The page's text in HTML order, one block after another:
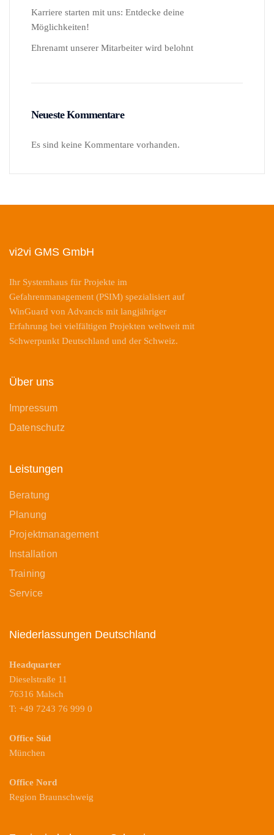
Karriere starten mit uns: Entdecke deine
Möglichkeiten!
Ehrenamt unserer Mitarbeiter wird belohnt
Neueste Kommentare
Es sind keine Kommentare vorhanden.
vi2vi GMS GmbH
Ihr Systemhaus für Projekte im
Gefahrenmanagement (PSIM) spezialisiert auf
WinGuard von Advancis mit langjähriger
Erfahrung bei vielfältigen Projekten weltweit mit
Schwerpunkt Deutschland und der Schweiz.
Über uns
Impressum
Datenschutz
Leistungen
Beratung
Planung
Projektmanagement
Installation
Training
Service
Niederlassungen Deutschland
Headquarter
Dieselstraße 11
76316 Malsch
T: +49 7243 76 999 0
Office Süd
München
Office Nord
Region Braunschweig